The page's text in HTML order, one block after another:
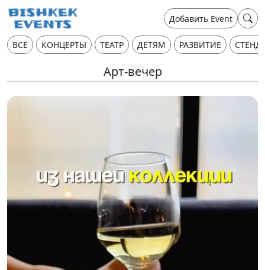
Добавить Event
ВСЕ КОНЦЕРТЫ ТЕАТР ДЕТЯМ РАЗВИТИЕ
Арт-вечер